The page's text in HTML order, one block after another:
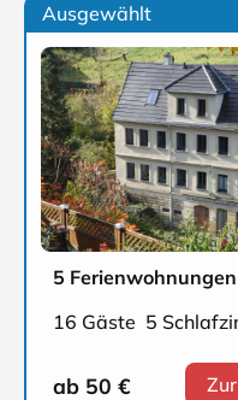
Ausgewählt
5 Ferienwohnungen
16 Gäste 5
ab 50 €